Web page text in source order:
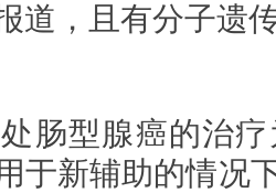
道，且有分子遗
肠型腺癌的治
于新辅助的情况